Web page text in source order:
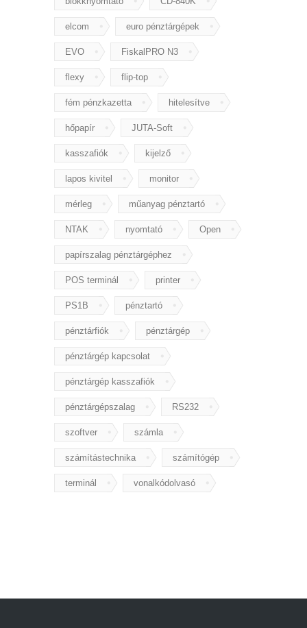
elcom euro pénztárgépek
EVO FiskalPRO N3
flexy flip-top
fém pénzkazetta hitelesítve
hőpapír JUTA-Soft
kasszafiók kijelző
lapos kivitel monitor
mérleg műanyag pénztartó
NTAK nyomtató Open
papírszalag pénztárgéphez
POS terminál printer
PS1B pénztartó
pénztárfiók pénztárgép
pénztárgép kapcsolat
pénztárgép kasszafiók
pénztárgépszalag RS232
szoftver számla
számítástechnika számítógép
terminál vonalkódolvasó